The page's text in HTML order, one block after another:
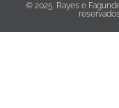
© 2025. Rayes e